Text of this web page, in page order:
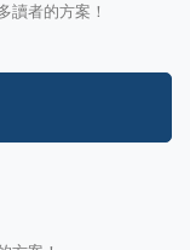
讀者的方案！